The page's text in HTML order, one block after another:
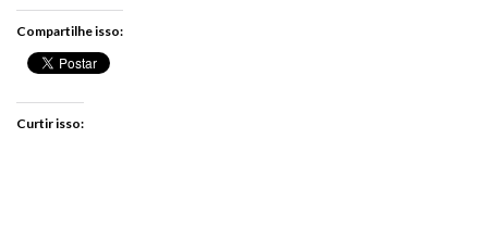
Compartilhe isso:
Curtir isso: